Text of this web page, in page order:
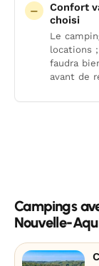
Confort
choisi
Le
locations
faudra
avant de
Campings
Nouvelle-